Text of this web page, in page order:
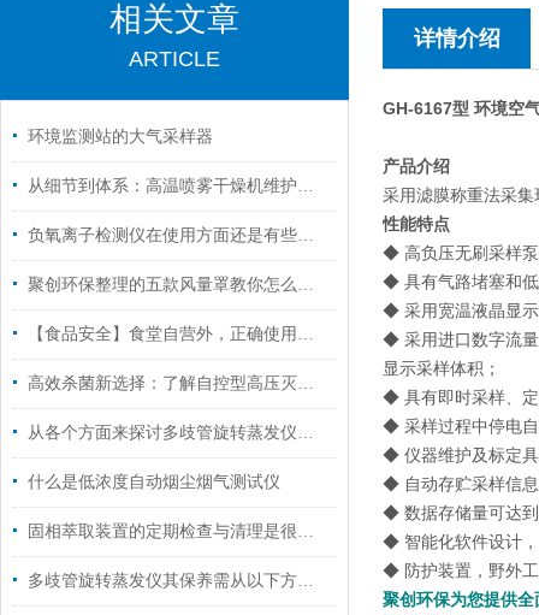
相关文章
ARTICLE
环境监测站的大气采样器
从细节到体系：高温喷雾干燥机维护保养，这样做让设备多扛几年
负氧离子检测仪在使用方面还是有些技巧的
聚创环保整理的五款风量罩教你怎么安装和操作
【食品安全】食堂自营外，正确使用食品安全检测仪尤为重要
高效杀菌新选择：了解自控型高压灭菌锅的多功能应用！
从各个方面来探讨多歧管旋转蒸发仪的技术特点
什么是低浓度自动烟尘烟气测试仪
固相萃取装置的定期检查与清理是很关键的
多歧管旋转蒸发仪其保养需从以下方面入手
详情介绍
GH-6167型 环境空
产品介绍
采用滤膜称重法采
性能特点
◆ 高负压无刷采样
◆ 具有气路堵塞和
◆ 采用宽温液晶显
◆ 采用进口数字流
显示采样体积；
◆ 具有即时采样、
◆ 采样过程中停电
◆ 仪器维护及标定
◆ 自动存贮采样信
◆ 数据存储量可达
◆ 智能化软件设计
◆ 防护装置，野外
聚创环保为您提供